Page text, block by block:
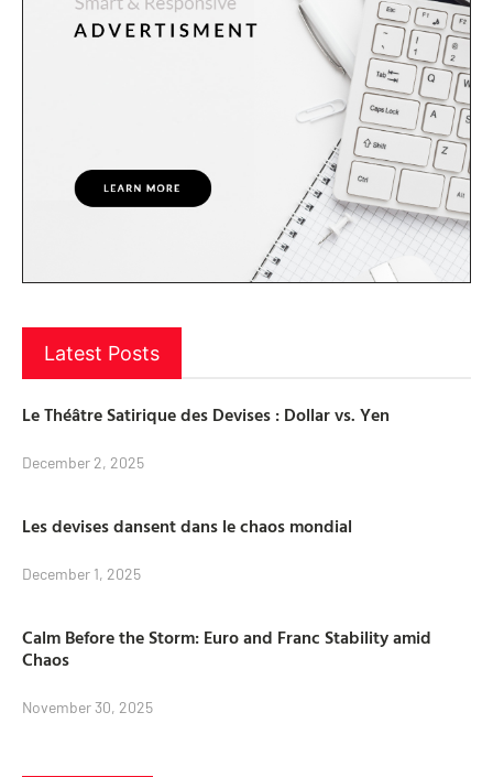
Latest Posts
Le Théâtre Satirique des Devises : Dollar vs. Yen
December 2, 2025
Les devises dansent dans le chaos mondial
December 1, 2025
Calm Before the Storm: Euro and Franc Stability amid
Chaos
November 30, 2025